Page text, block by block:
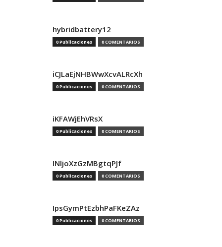
hybridbattery12
0 Publicaciones 0 COMENTARIOS
iCJLaEjNHBWwXcvALRcXh
0 Publicaciones 0 COMENTARIOS
iKFAWjEhVRsX
0 Publicaciones 0 COMENTARIOS
INljoXzGzMBgtqPJf
0 Publicaciones 0 COMENTARIOS
IpsGymPtEzbhPaFKeZAz
0 Publicaciones 0 COMENTARIOS